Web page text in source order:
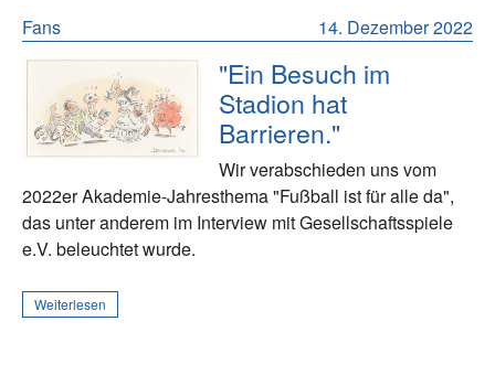
14. Dezember 2022
Fans
"Ein Besuch im
Stadion hat
Barrieren."
Wir verabschieden uns vom
2022er Akademie-Jahresthema "Fußball ist für alle da",
das unter anderem im Interview mit Gesellschaftsspiele
e.V. beleuchtet wurde.
Weiterlesen